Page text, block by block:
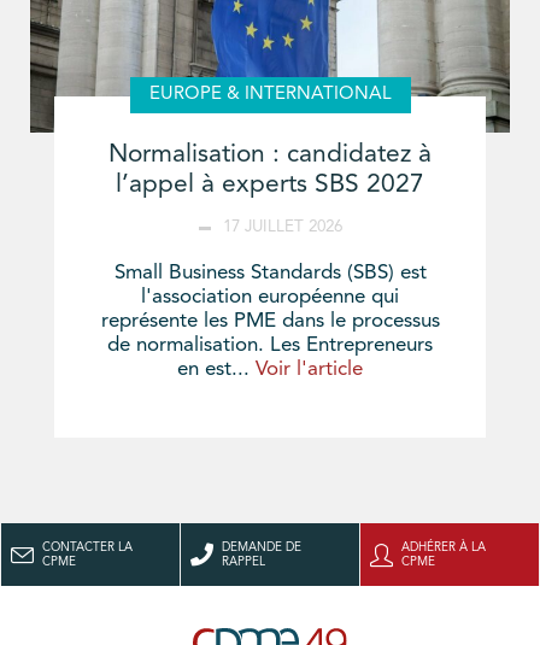
EUROPE & INTERNATIONAL
Normalisation : candidatez à
l’appel à experts SBS 2027
17 JUILLET 2026
Small Business Standards (SBS) est
l'association européenne qui
représente les PME dans le processus
de normalisation. Les Entrepreneurs
en est... Voir l'article
CONTACTER LA
CPME
DEMANDE DE
RAPPEL
ADHÉRER À LA
CPME